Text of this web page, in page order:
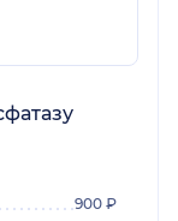
900 ₽